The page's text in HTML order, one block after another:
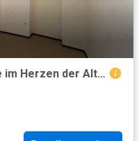
Gepflegte Altbau Garconniere im Herzen der Altstadt!